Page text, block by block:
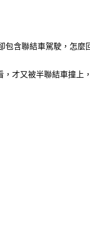
包含聯結車駕駛，怎麼
才又被半聯結車撞上